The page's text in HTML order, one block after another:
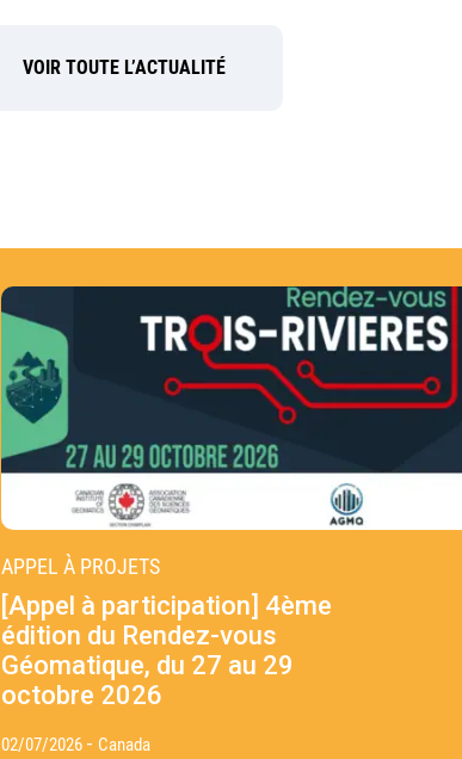
APPEL À PROJETS
[Appel à participation] 4ème
édition du Rendez-vous
Géomatique, du 27 au 29
octobre 2026
02/07/2026 - Canada
VOIR TOUTE L’ACTUALITÉ